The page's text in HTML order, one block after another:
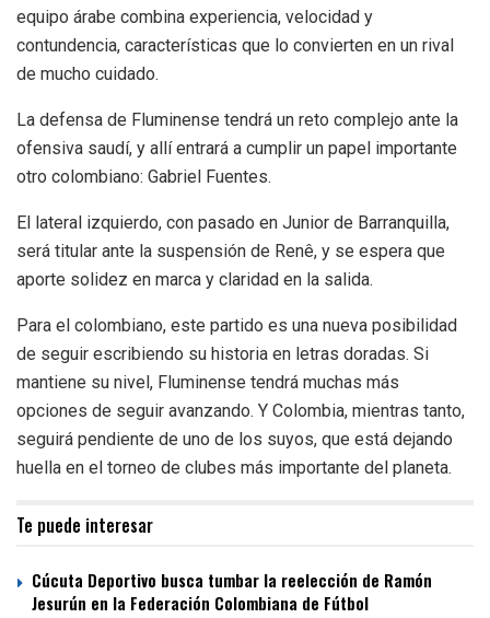
equipo árabe combina experiencia, velocidad y
contundencia, características que lo convierten en un rival
de mucho cuidado.
La defensa de Fluminense tendrá un reto complejo ante la
ofensiva saudí, y allí entrará a cumplir un papel importante
otro colombiano: Gabriel Fuentes.
El lateral izquierdo, con pasado en Junior de Barranquilla,
será titular ante la suspensión de Renê, y se espera que
aporte solidez en marca y claridad en la salida.
Para el colombiano, este partido es una nueva posibilidad
de seguir escribiendo su historia en letras doradas. Si
mantiene su nivel, Fluminense tendrá muchas más
opciones de seguir avanzando. Y Colombia, mientras tanto,
seguirá pendiente de uno de los suyos, que está dejando
huella en el torneo de clubes más importante del planeta.
Te puede interesar
Cúcuta Deportivo busca tumbar la reelección de Ramón
Jesurún en la Federación Colombiana de Fútbol